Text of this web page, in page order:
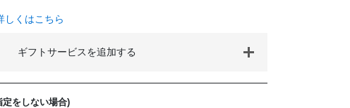
定をしない場合)
しくはこちら
ギフトサービスを追加する